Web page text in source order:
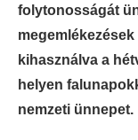
folytonosságát
kihasználva a
helyen
nemzeti ünnepet.